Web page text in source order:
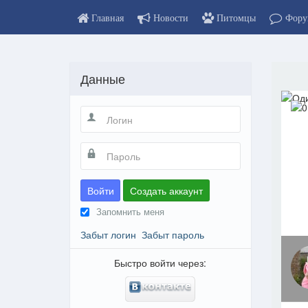
Главная Новости Питомцы
Данные
Войти Создать аккаунт
Запомнить меня
Забыт логин Забыт пароль
Быстро войти через: